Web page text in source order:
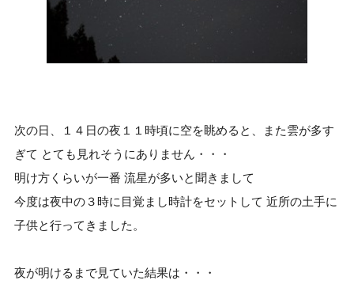
次の日、１４日の夜１１時頃に空を眺めると、また雲が多す
ぎて とても見れそうにありません・・・
明け方くらいが一番 流星が多いと聞きまして
今度は夜中の３時に目覚まし時計をセットして 近所の土手に
子供と行ってきました。
夜が明けるまで見ていた結果は・・・